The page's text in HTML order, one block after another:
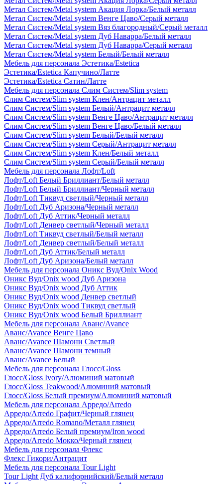
Метал Систем/Metal system Акация Лорка/Белый металл
Метал Систем/Metal system Венге Цаво/Серый металл
Метал Систем/Metal system Вяз благородный/Серый металл
Метал Систем/Metal system Дуб Наварра/Белый металл
Метал Систем/Metal system Дуб Наварра/Серый металл
Метал Систем/Metal system Белый/Белый металл
Мебель для персонала Эстетика/Estetica
Эстетика/Estetica Капучино/Латте
Эстетика/Estetica Сатин/Латте
Мебель для персонала Слим Систем/Slim system
Слим Систем/Slim system Клен/Антрацит металл
Слим Систем/Slim system Белый/Антрацит металл
Слим Систем/Slim system Венге Цаво/Антрацит металл
Слим Систем/Slim system Венге Цаво/Белый металл
Слим Систем/Slim system Белый/Белый металл
Слим Систем/Slim system Серый/Антрацит металл
Слим Систем/Slim system Клен/Белый металл
Слим Систем/Slim system Серый/Белый металл
Мебель для персонала Лофт/Loft
Лофт/Loft Белый Бриллиант/Белый металл
Лофт/Loft Белый Бриллиант/Черный металл
Лофт/Loft Тиквуд светлый/Черный металл
Лофт/Loft Дуб Аризона/Черный металл
Лофт/Loft Дуб Аттик/Черный металл
Лофт/Loft Денвер светлый/Черный металл
Лофт/Loft Тиквуд светлый/Белый металл
Лофт/Loft Денвер светлый/Белый металл
Лофт/Loft Дуб Аттик/Белый металл
Лофт/Loft Дуб Аризона/Белый металл
Мебель для персонала Оникс Вуд/Onix Wood
Оникс Вуд/Onix wood Дуб Аризона
Оникс Вуд/Onix wood Дуб Аттик
Оникс Вуд/Onix wood Денвер светлый
Оникс Вуд/Onix wood Тиквуд светлый
Оникс Вуд/Onix wood Белый Бриллиант
Мебель для персонала Аванс/Avance
Аванс/Avance Венге Цаво
Аванс/Avance Шамони Светлый
Аванс/Avance Шамони темный
Аванс/Avance Белый
Мебель для персонала Глосс/Gloss
Глосс/Gloss Ivory/Алюминий матовый
Глосс/Gloss Teakwood/Алюминий матовый
Глосс/Gloss Белый премиум/Алюминий матовый
Мебель для персонала Арредо/Arredo
Арредо/Arredo Графит/Черный глянец
Арредо/Arredo Romano/Металл глянец
Арредо/Arredo Белый премиум/Iron wood
Арредо/Arredo Мокко/Черный глянец
Мебель для персонала Флекс
Флекс Гикори/Антрацит
Мебель для персонала Tour Light
Tour Light Дуб калифорнийский/Белый металл